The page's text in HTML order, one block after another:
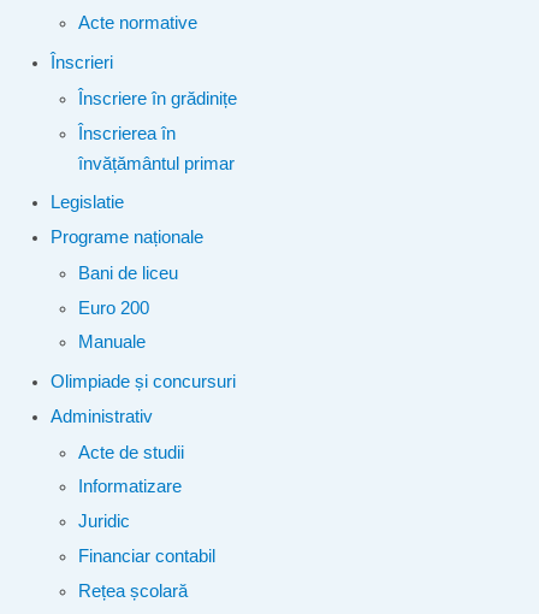
Acte normative
Înscrieri
Înscriere în grădinițe
Înscrierea în
învățământul primar
Legislatie
Programe naționale
Bani de liceu
Euro 200
Manuale
Olimpiade și concursuri
Administrativ
Acte de studii
Informatizare
Juridic
Financiar contabil
Rețea școlară